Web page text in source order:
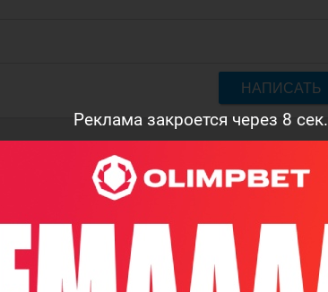
Реклама закроется через 7 сек.
НАПИСАТЬ